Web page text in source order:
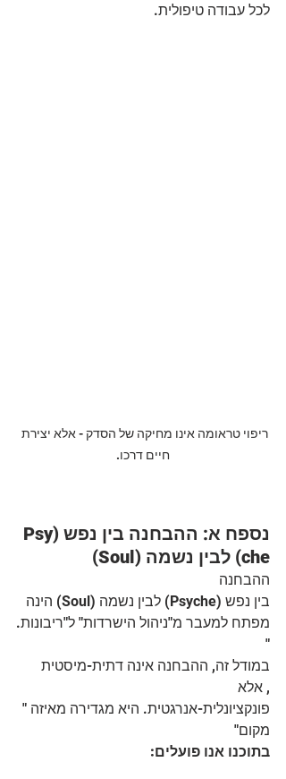
לכל עבודה טיפולית.
ריפוי טראומה אינו מחיקה של הסדק - אלא יצירת
חיים דרכו.
נספח א: ההבחנה בין נפש (Psy
che) לבין נשמה (Soul)
ההבחנה
בין נפש (Psyche) לבין נשמה (Soul) הינה
מפתח למעבר מ"ניהול הישרדות" ל"ריבונות.
"
במודל זה, ההבחנה אינה דתית-מיסטית
, אלא
פונקציונלית-אנרגטית. היא מגדירה מאיזה "
מקום"
בתוכנו אנו פועלים: